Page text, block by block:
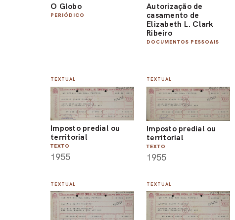
O Globo
PERIÓDICO
Autorização de
casamento de
Elizabeth L. Clark
Ribeiro
DOCUMENTOS PESSOAIS
TEXTUAL
Imposto predial ou
territorial
TEXTO
1955
TEXTUAL
Imposto predial ou
territorial
TEXTO
1955
TEXTUAL TEXTUAL